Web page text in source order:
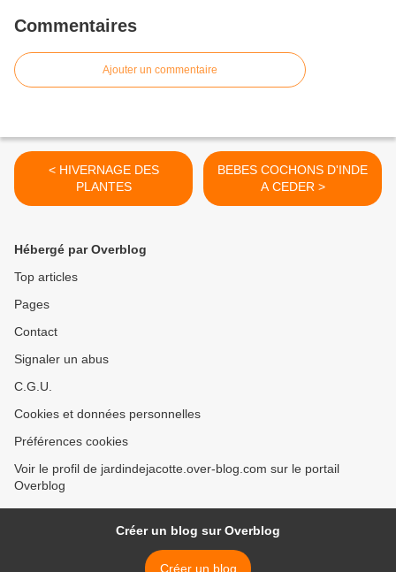
Commentaires
Ajouter un commentaire
< HIVERNAGE DES
PLANTES
BEBES COCHONS D'INDE
A CEDER >
Hébergé par Overblog
Top articles
Pages
Contact
Signaler un abus
C.G.U.
Cookies et données personnelles
Préférences cookies
Voir le profil de jardindejacotte.over-blog.com sur le portail
Overblog
Créer un blog sur Overblog
Créer un blog